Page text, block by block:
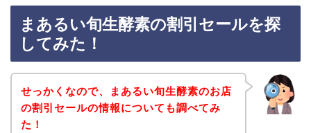
まあるい旬生酵素の割引セールを探
してみた！
せっかくなので、まあるい旬生酵素のお店
の割引セールの情報についても調べてみ
た！